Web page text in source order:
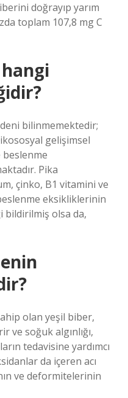
doğrayıp yarım
toplam 107,8 mg C
bilinmemektedir;
gelişimsel
Pika
çinko, B1 vitamini ve
eksikliklerinin
bildirilmiş olsa da,
olan yeşil biber,
ve soğuk algınlığı,
tedavisine yardımcı
da içeren acı
ve deformitelerinin